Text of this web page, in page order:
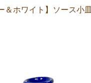
＆ホワイト】ソース小皿